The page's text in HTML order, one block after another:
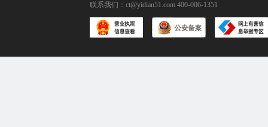
联系我们： ct@yidian51.com 400-006-1351